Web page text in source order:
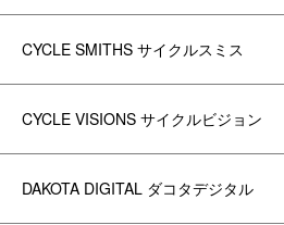
CYCLE SMITHS サイクルスミス
CYCLE VISIONS サイクルビジョン
DAKOTA DIGITAL ダコタデジタル